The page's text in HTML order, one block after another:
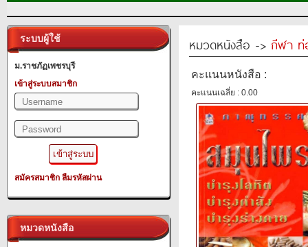
ระบบผู้ใช้
ม.ราชภัฏเพชรบุรี
เข้าสู่ระบบสมาชิก
สมัครสมาชิก ลืมรหัสผ่าน
หมวดหนังสือ
หมวดหนังสือ -> กีฬา ท่
คะแนนหนังสือ :
คะแนนเฉลี่ย : 0.00